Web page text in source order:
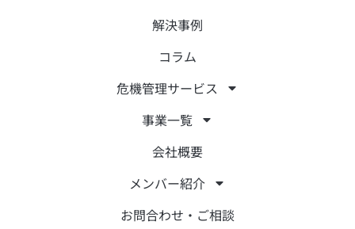
解決事例
コラム
危機管理サービス
事業一覧
会社概要
メンバー紹介
お問合わせ・ご相談